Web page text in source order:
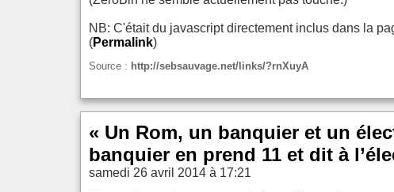
NB: C'était du javascript directement inclus dans la
(Permalink)
Source : http://sebsauvage.net/links/?rnXuyA
« Un Rom, un banquier et un
banquier en prend 11 et dit à
samedi 26 avril 2014 à 17:21